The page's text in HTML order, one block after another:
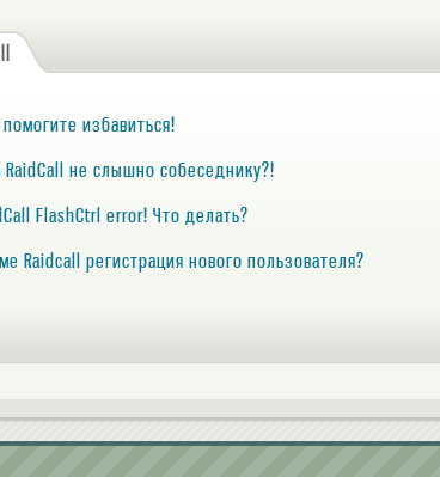
избавиться!
не слышно собеседнику?!
FlashCtrl error! Что делать?
Raidcall регистрация нового пользователя?